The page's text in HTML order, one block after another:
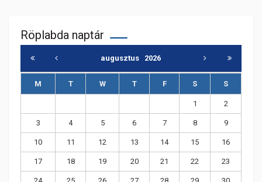
Röplabda naptár
augusztus 2026
M T W T F S S
1 2
3 4 5 6 7 8 9
10 11 12 13 14 15 16
17 18 19 20 21 22 23